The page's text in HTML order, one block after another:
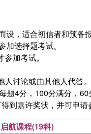
设，适合初信者和预备
选择题考试。
加考试。
讨论或由其他人代答。
题4分，100分满分，60
到嘉许奖状，并可申请
启航课程(19科)